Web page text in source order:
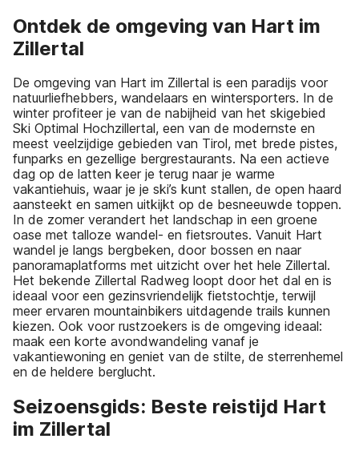
Ontdek de omgeving van Hart im
Zillertal
De omgeving van Hart im Zillertal is een paradijs voor
natuurliefhebbers, wandelaars en wintersporters. In de
winter profiteer je van de nabijheid van het skigebied
Ski Optimal Hochzillertal, een van de modernste en
meest veelzijdige gebieden van Tirol, met brede pistes,
funparks en gezellige bergrestaurants. Na een actieve
dag op de latten keer je terug naar je warme
vakantiehuis, waar je je ski’s kunt stallen, de open haard
aansteekt en samen uitkijkt op de besneeuwde toppen.
In de zomer verandert het landschap in een groene
oase met talloze wandel- en fietsroutes. Vanuit Hart
wandel je langs bergbeken, door bossen en naar
panoramaplatforms met uitzicht over het hele Zillertal.
Het bekende Zillertal Radweg loopt door het dal en is
ideaal voor een gezinsvriendelijk fietstochtje, terwijl
meer ervaren mountainbikers uitdagende trails kunnen
kiezen. Ook voor rustzoekers is de omgeving ideaal:
maak een korte avondwandeling vanaf je
vakantiewoning en geniet van de stilte, de sterrenhemel
en de heldere berglucht.
Seizoensgids: Beste reistijd Hart
im Zillertal